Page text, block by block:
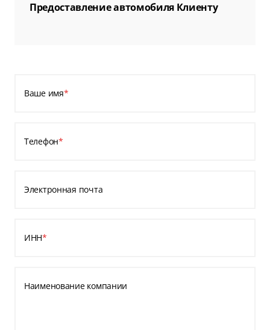
Предоставление автомобиля Клиенту
Ваше имя*
Телефон*
Электронная почта
ИНН*
Наименование компании